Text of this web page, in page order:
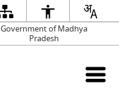
Government of Madhya
Pradesh